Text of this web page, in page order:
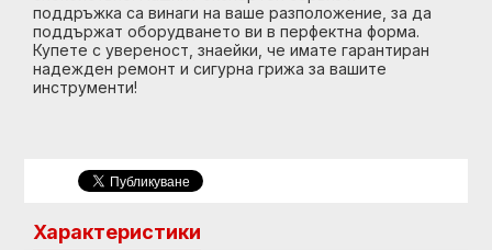
поддръжка са винаги на ваше разположение, за да
поддържат оборудването ви в перфектна форма.
Купете с увереност, знаейки, че имате гарантиран
надежден ремонт и сигурна грижа за вашите
инструменти!
Характеристики